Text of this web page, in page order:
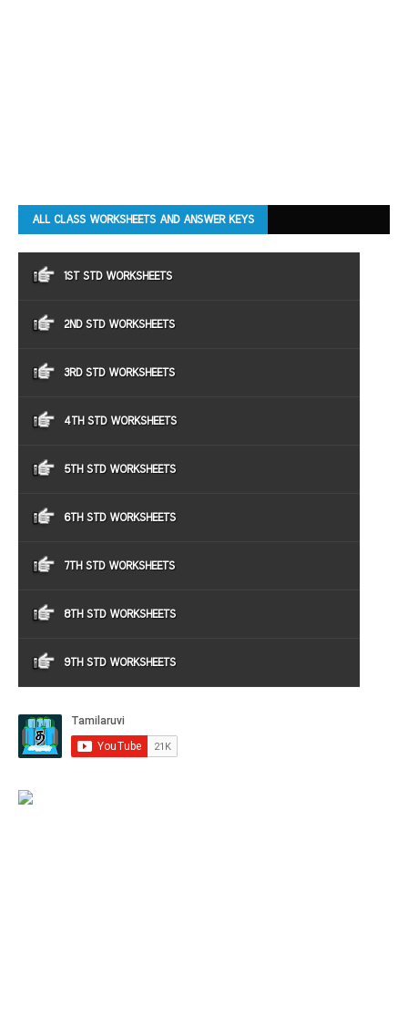
ALL CLASS WORKSHEETS AND ANSWER KEYS
1ST STD WORKSHEETS
2ND STD WORKSHEETS
3RD STD WORKSHEETS
4TH STD WORKSHEETS
5TH STD WORKSHEETS
6TH STD WORKSHEETS
7TH STD WORKSHEETS
8TH STD WORKSHEETS
9TH STD WORKSHEETS